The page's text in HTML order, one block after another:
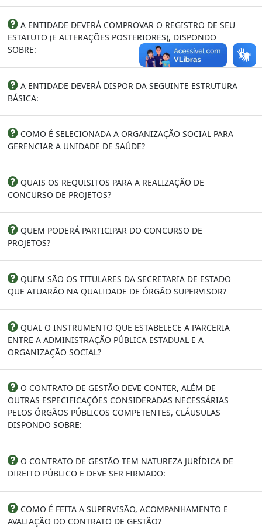
A ENTIDADE DEVERÁ COMPROVAR O REGISTRO DE SEU
ESTATUTO (E ALTERAÇÕES POSTERIORES), DISPONDO
SOBRE:
A ENTIDADE DEVERÁ DISPOR DA SEGUINTE ESTRUTURA
BÁSICA:
COMO É SELECIONADA A ORGANIZAÇÃO SOCIAL PARA
GERENCIAR A UNIDADE DE SAÚDE?
QUAIS OS REQUISITOS PARA A REALIZAÇÃO DE
CONCURSO DE PROJETOS?
QUEM PODERÁ PARTICIPAR DO CONCURSO DE
PROJETOS?
QUEM SÃO OS TITULARES DA SECRETARIA DE ESTADO
QUE ATUARÃO NA QUALIDADE DE ÓRGÃO SUPERVISOR?
QUAL O INSTRUMENTO QUE ESTABELECE A PARCERIA
ENTRE A ADMINISTRAÇÃO PÚBLICA ESTADUAL E A
ORGANIZAÇÃO SOCIAL?
O CONTRATO DE GESTÃO DEVE CONTER, ALÉM DE
OUTRAS ESPECIFICAÇÕES CONSIDERADAS NECESSÁRIAS
PELOS ÓRGÃOS PÚBLICOS COMPETENTES, CLÁUSULAS
DISPONDO SOBRE:
O CONTRATO DE GESTÃO TEM NATUREZA JURÍDICA DE
DIREITO PÚBLICO E DEVE SER FIRMADO:
COMO É FEITA A SUPERVISÃO, ACOMPANHAMENTO E
AVALIAÇÃO DO CONTRATO DE GESTÃO?